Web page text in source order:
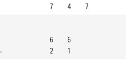
7
4
7
6
2
6
1